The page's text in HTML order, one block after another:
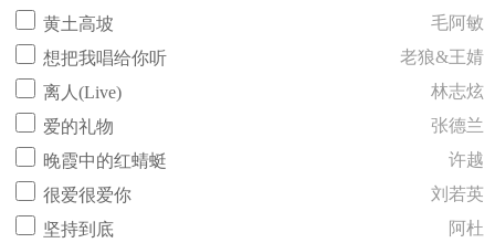
黄土高坡
毛阿敏
想把我唱给你听
老狼&王婧
离人(Live)
林志炫
爱的礼物
张德兰
晚霞中的红蜻蜓
许越
很爱很爱你
刘若英
坚持到底
阿杜